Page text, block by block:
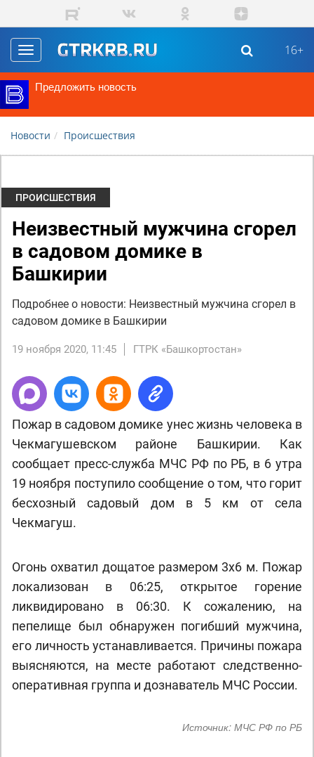
Перейти к основному содержанию
Toggle
navigation
16+
Предложить новость
Новости Происшествия
ПРОИСШЕСТВИЯ
Неизвестный мужчина сгорел
в садовом домике в
Башкирии
Подробнее о новости: Неизвестный мужчина сгорел в
садовом домике в Башкирии
19 ноября 2020, 11:45 ГТРК «Башкортостан»
Пожар в садовом домике унес жизнь человека в
Чекмагушевском районе Башкирии. Как
сообщает пресс-служба МЧС РФ по РБ, в 6 утра
19 ноября поступило сообщение о том, что горит
бесхозный садовый дом в 5 км от села
Чекмагуш.
Огонь охватил дощатое размером 3х6 м. Пожар
локализован в 06:25, открытое горение
ликвидировано в 06:30. К сожалению, на
пепелище был обнаружен погибший мужчина,
его личность устанавливается. Причины пожара
выясняются, на месте работают следственно-
оперативная группа и дознаватель МЧС России.
Источник: МЧС РФ по РБ